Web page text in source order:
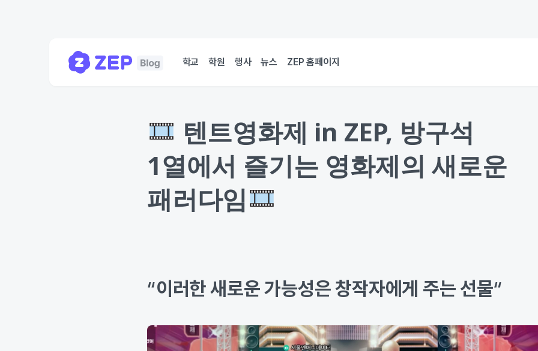
학교 학원 행사 뉴스 ZEP 홈페이지
텐트영화제 in ZEP, 방구석
1열에서 즐기는 영화제의 새로운
패러다임
“이러한 새로운 가능성은 창작자에게 주는 선물“